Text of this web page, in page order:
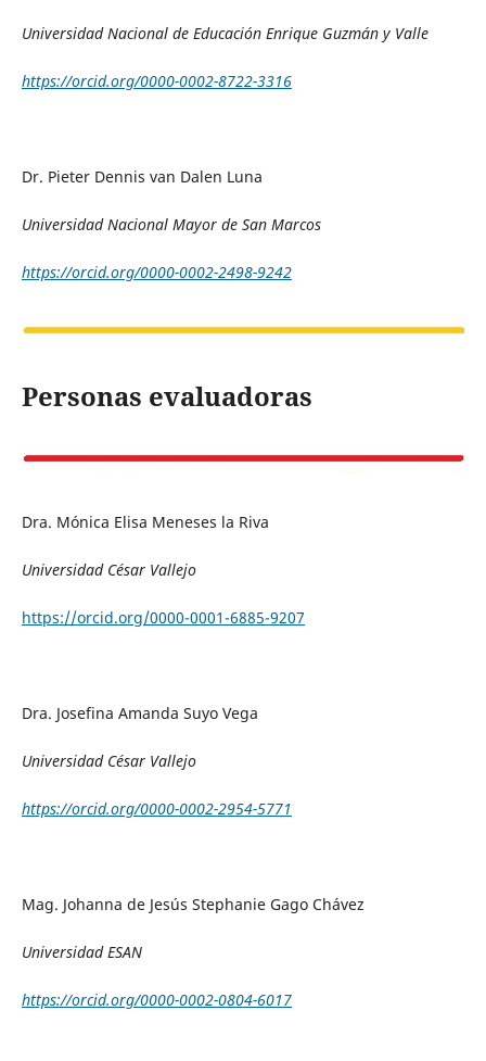
Universidad Nacional de Educación Enrique Guzmán y Valle
https://orcid.org/0000-0002-8722-3316
Dr. Pieter Dennis van Dalen Luna
Universidad Nacional Mayor de San Marcos
https://orcid.org/0000-0002-2498-9242
Personas evaluadoras
Dra. Mónica Elisa Meneses la Riva
Universidad César Vallejo
https://orcid.org/0000-0001-6885-9207
Dra. Josefina Amanda Suyo Vega
Universidad César Vallejo
https://orcid.org/0000-0002-2954-5771
Mag. Johanna de Jesús Stephanie Gago Chávez
Universidad ESAN
https://orcid.org/0000-0002-0804-6017